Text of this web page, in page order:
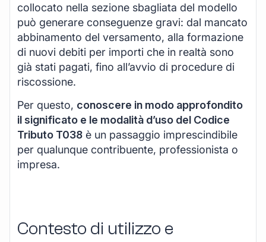
collocato nella sezione sbagliata del modello
può generare conseguenze gravi: dal mancato
abbinamento del versamento, alla formazione
di nuovi debiti per importi che in realtà sono
già stati pagati, fino all’avvio di procedure di
riscossione.
Per questo, conoscere in modo approfondito
il significato e le modalità d’uso del Codice
Tributo T038 è un passaggio imprescindibile
per qualunque contribuente, professionista o
impresa.
Contesto di utilizzo e